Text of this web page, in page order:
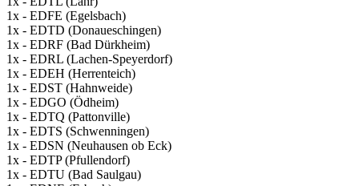
1x - EDFE (Egelsbach)
1x - EDTD (Donaueschingen)
1x - EDRF (Bad Dürkheim)
1x - EDRL (Lachen-Speyerdorf)
1x - EDEH (Herrenteich)
1x - EDST (Hahnweide)
1x - EDGO (Ödheim)
1x - EDTQ (Pattonville)
1x - EDTS (Schwenningen)
1x - EDSN (Neuhausen ob Eck)
1x - EDTP (Pfullendorf)
1x - EDTU (Bad Saulgau)